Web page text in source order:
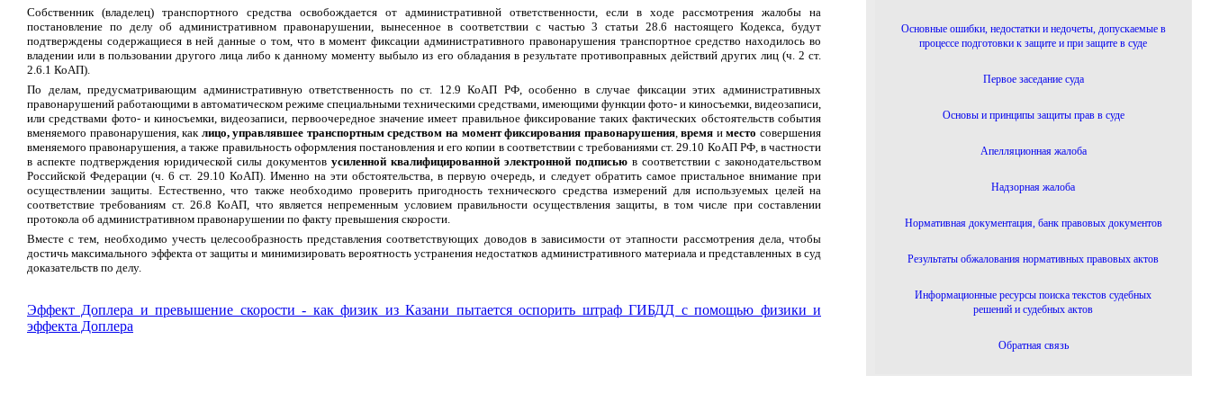
Собственник (владелец) транспортного средства освобождается от административной ответственности, если в ходе рассмотрения жалобы на
постановление по делу об административном правонарушении, вынесенное в соответствии с частью 3 статьи 28.6 настоящего Кодекса, будут
подтверждены содержащиеся в ней данные о том, что в момент фиксации административного правонарушения транспортное средство находилось во
владении или в пользовании другого лица либо к данному моменту выбыло из его обладания в результате противоправных действий других лиц (ч. 2 ст.
2.6.1 КоАП).
По делам, предусматривающим административную ответственность по ст. 12.9 КоАП РФ, особенно в случае фиксации этих административных
правонарушений работающими в автоматическом режиме специальными техническими средствами, имеющими функции фото- и киносъемки, видеозаписи,
или средствами фото- и киносъемки, видеозаписи, первоочередное значение имеет правильное фиксирование таких фактических обстоятельств события
вменяемого правонарушения, как лицо, управлявшее транспортным средством на момент фиксирования правонарушения,время иместо совершения
вменяемого правонарушения, а также правильность оформления постановления и его копии в соответствии с требованиями ст. 29.10 КоАП РФ, в частности
в аспекте подтверждения юридической силы документов усиленной квалифицированной электронной подписью в соответствии с законодательством
Российской Федерации (ч. 6 ст. 29.10 КоАП). Именно на эти обстоятельства, в первую очередь, и следует обратить самое пристальное внимание при
осуществлении защиты. Естественно, что также необходимо проверить пригодность технического средства измерений для используемых целей на
соответствие требованиям ст. 26.8 КоАП, что является непременным условием правильности осуществления защиты, в том числе при составлении
протокола об административном правонарушении по факту превышения скорости.
Вместе с тем, необходимо учесть целесообразность представления соответствующих доводов в зависимости от этапности рассмотрения дела, чтобы
достичь максимального эффекта от защиты и минимизировать вероятность устранения недостатков административного материала и представленных в суд
доказательств по делу.
Эффект Доплера и превышение скорости - как физик из Казани пытается оспорить штраф ГИБДД с помощью физики и
эффекта Доплера
Основные ошибки, недостатки и недочеты, допускаемые в
процессе подготовки к защите и при защите в суде
Первое заседание суда
Основы и принципы защиты прав в суде
Апелляционная жалоба
Надзорная жалоба
Нормативная документация, банк правовых документов
Результаты обжалования нормативных правовых актов
Информационные ресурсы поиска текстов судебных
решений и судебных актов
Обратная связь